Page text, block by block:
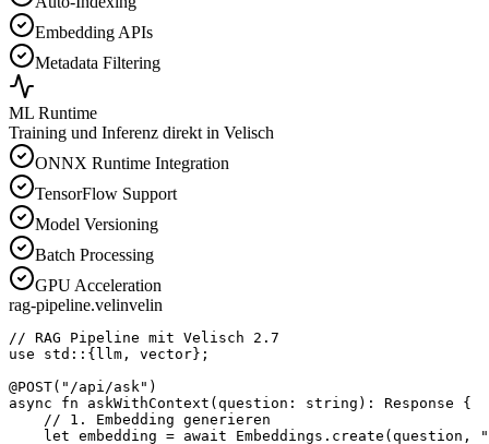
Embedding APIs
Metadata Filtering
ML Runtime
Training und Inferenz direkt in Velisch
ONNX Runtime Integration
TensorFlow Support
Model Versioning
Batch Processing
GPU Acceleration
rag-pipeline.velinvelin
// RAG Pipeline mit Velisch 2.7
use std::{llm, vector};
@POST("/api/ask")
async fn askWithContext(question: string): Response {
    // 1. Embedding generieren
let embedding = await Embeddings.create(question,